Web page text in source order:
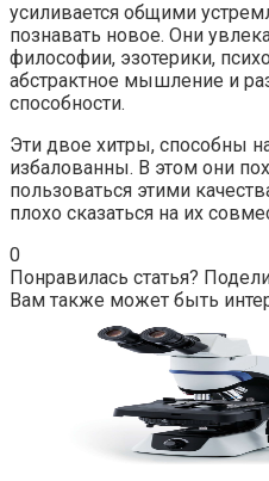
усиливается общими
познавать новое. Они
философии, эзотерики,
абстрактное мышление и
способности.
Эти двое хитры, способны
избалованны. В этом они
пользоваться этими
плохо сказаться на их
0
Понравилась статья?
Вам также может быть